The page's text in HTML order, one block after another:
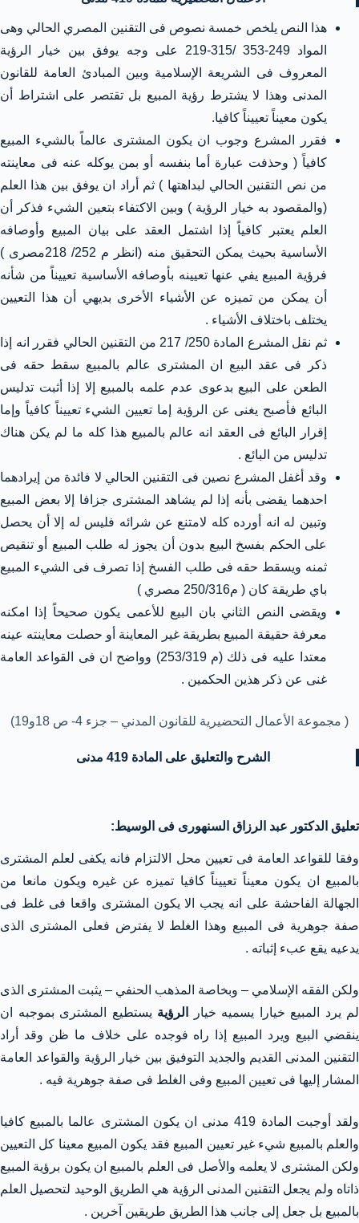
هذا النص يلخص خمسة نصوص فى التقنين المصري الحالي وهى
المواد 249-353 /315-219 على وجه يوفق بين خيار الرؤية
المعروف فى الشريعة الإسلامية وبين المبادئ العامة للقانون
المدنى وهذا لا يشترط رؤية المبيع بل تقتصر على اشتراط أن
يكون معيناً تعييناً كافيا.
فقرر المشرع وجوب ان يكون المشترى عالماً بالشيء المبيع
كافياً ( وحذفت عبارة أما بنفسه أو بمن يوكله عنه فى معاينته
من نص التقنين الحالي لبداهتها ) ثم أراد ان يوفق بين هذا العلم
(والمقصود به خيار الرؤية ) وبين الاكتفاء بتعين الشيء فذكر أن
العلم يعتبر كافياً إذا اشتمل العقد على بيان المبيع وأوصافه
الأساسية بحيث يمكن التحقيق منه (انظر م 252/ 218مصرى )
فرؤية المبيع يفي عنها تعيينه بأوصافه الأساسية تعييناً من شأنه
أن يمكن من تميزه عن الأشياء الأخرى بديهي أن هذا التعيين
يختلف باختلاف الأشياء .
ثم نقل المشرع المادة 250/ 217 من التقنين الحالي فقرر انه إذا
ذكر فى عقد البيع ان المشترى عالم بالمبيع سقط حقه فى
الطعن على البيع بدعوى عدم علمه بالمبيع إلا إذا أثبت تدليس
البائع فأصبح يغنى عن الرؤية إما تعيين الشيء تعييناً كافياً وإما
إقرار البائع فى العقد انه عالم بالمبيع هذا كله ما لم يكن هناك
تدليس من البائع .
وقد أغفل المشرع نصين فى التقنين الحالي لا فائدة من إيرادهما
احدهما يقضى بأنه إذا لم يشاهد المشترى جزافا إلا بعض المبيع
وتبين له انه أورده كله لامتنع عن شرائه فليس له إلا أن يحصل
على الحكم بفسخ البيع بدون أن يجوز له طلب المبيع أو تنقيص
ثمنه ويسقط حقه فى طلب الفسخ إذا تصرف فى الشيء المبيع
باي طريقة كان ( م250/316 مصري )
ويقضى النص الثاني بان البيع للأعمى يكون صحيحاً إذا امكنه
معرفة حقيقة المبيع بطريقة غير المعاينة أو حصلت معاينته عينه
معتدا عليه فى ذلك (م 253/319) وواضح ان فى القواعد العامة
غنى عن ذكر هذين الحكمين .
( مجموعة الأعمال التحضيرية للقانون المدني – جزء 4- ص 18و19)
الشرح والتعليق على المادة 419 مدنى
تعليق الدكتور عبد الرزاق السنهورى فى الوسيط:
وفقا للقواعد العامة فى تعيين محل الالتزام فانه يكفى لعلم المشترى
بالمبيع ان يكون معيناً تعييناً كافيا تميزه عن غيره ويكون مانعا من
الجهالة الفاحشة على انه يجب الا يكون المشترى واقعا فى غلط فى
صفة جوهرية فى المبيع وهذا الغلط لا يفترض فعلى المشترى الذى
يدعيه يقع عبء إثباته .
ولكن الفقه الإسلامي – وبخاصة المذهب الحنفي – يثبت المشترى الذى
لم يرد المبيع خيارا يسميه خيار
الرؤية يستطيع المشترى بموجبه ان
ينقضي البيع ويرد المبيع إذا راه فوجده على خلاف ما ظن وقد أراد
التقنين المدنى القديم والجديد التوفيق بين خيار الرؤية والقواعد العامة
المشار إليها فى تعيين المبيع وفى الغلط فى صفة جوهرية فيه .
ولقد أوجبت المادة 419 مدنى ان يكون المشترى عالما بالمبيع كافيا
والعلم بالمبيع شيء غير تعيين المبيع فقد يكون المبيع معينا كل التعيين
ولكن المشترى لا يعلمه والأصل فى العلم بالمبيع ان يكون برؤية المبيع
ذاتاه ولم يجعل التقنين المدنى الرؤية هي الطريق الوحيد لتحصيل العلم
بالمبيع بل جعل إلى جانب هذا الطريق طريقين آخرين .